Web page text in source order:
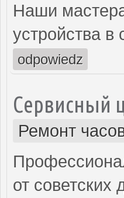
Наши
устройства
odpowiedz
Сервисный
Ремонт
от